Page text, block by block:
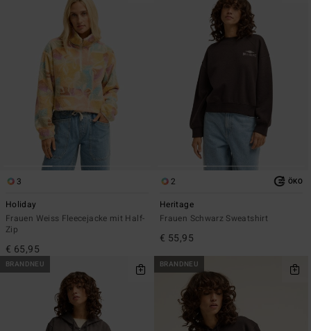
3
Holiday
Frauen Weiss Fleecejacke mit Half-
Zip
€ 65,95
2 ÖKO
Heritage
Frauen Schwarz Sweatshirt
€ 55,95
BRANDNEU BRANDNEU